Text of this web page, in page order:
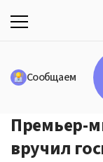
Сообщаем
Премьер-
вручил